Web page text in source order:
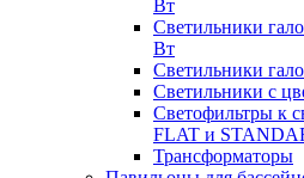
Вт
Светильники
Вт
Светильники
Светильники с
Светофильтры к
FLAT и
Трансформаторы